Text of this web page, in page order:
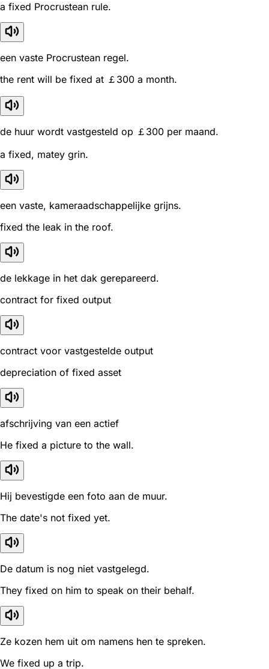
a fixed Procrustean rule.
een vaste Procrustean regel.
the rent will be fixed at ￡300 a month.
de huur wordt vastgesteld op ￡300 per maand.
a fixed, matey grin.
een vaste, kameraadschappelijke grijns.
fixed the leak in the roof.
de lekkage in het dak gerepareerd.
contract for fixed output
contract voor vastgestelde output
depreciation of fixed asset
afschrijving van een actief
He fixed a picture to the wall.
Hij bevestigde een foto aan de muur.
The date's not fixed yet.
De datum is nog niet vastgelegd.
They fixed on him to speak on their behalf.
Ze kozen hem uit om namens hen te spreken.
We fixed up a trip.